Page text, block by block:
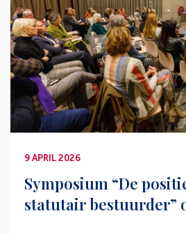
9 APRIL 2026
Symposium “De
statutair bestuurder”